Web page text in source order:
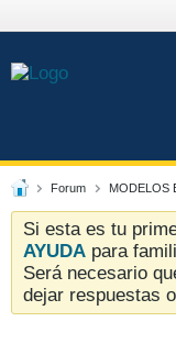
Forum MODELOS
Si esta es tu
AYUDA para
Será necesario
dejar respuestas